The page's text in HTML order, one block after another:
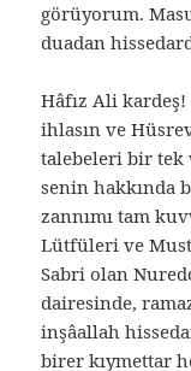
görüyorum.
duadan
Hâfız Ali
ihlasın ve
talebeleri bir tek
senin hakkında
zannımı tam
Lütfüleri ve
Sabri olan
dairesinde,
inşâallah
birer kıymettar